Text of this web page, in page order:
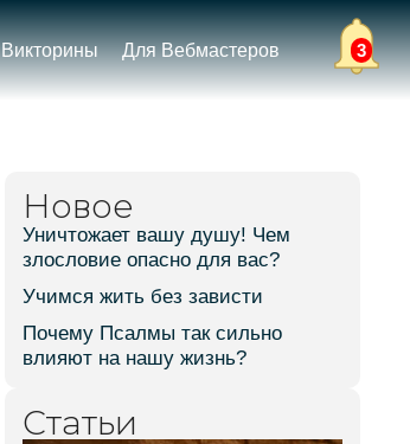
Викторины Для Вебмастеров 3
Новое
Уничтожает вашу душу! Чем
злословие опасно для вас?
Учимся жить без зависти
Почему Псалмы так сильно
влияют на нашу жизнь?
Статьи